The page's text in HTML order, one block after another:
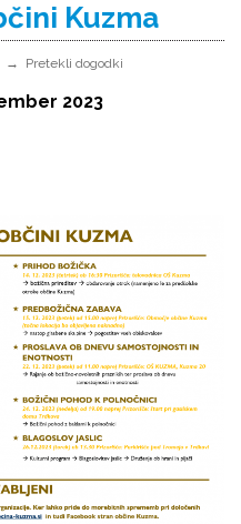
Kuzma
Pretekli dogodki
2023